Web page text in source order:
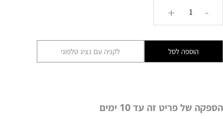
-
+
הוספה לסל לקניה עם נציג טלפוני
הספקה של פריט זה עד 10 ימים